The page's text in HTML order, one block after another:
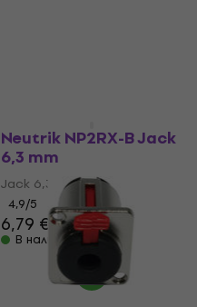
Neutrik NP2RX-B Jack
6,3 mm
Jack 6,3 mm
4,9/5
6,79 €
В наличност